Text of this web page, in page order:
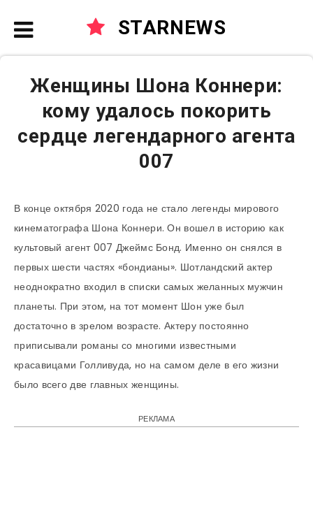
STARNEWS
Женщины Шона Коннери:
кому удалось покорить
сердце легендарного агента
007
В конце октября 2020 года не стало легенды мирового
кинематографа Шона Коннери. Он вошел в историю как
культовый агент 007 Джеймс Бонд. Именно он снялся в
первых шести частях «бондианы». Шотландский актер
неоднократно входил в списки самых желанных мужчин
планеты. При этом, на тот момент Шон уже был
достаточно в зрелом возрасте. Актеру постоянно
приписывали романы со многими известными
красавицами Голливуда, но на самом деле в его жизни
было всего две главных женщины.
РЕКЛАМА